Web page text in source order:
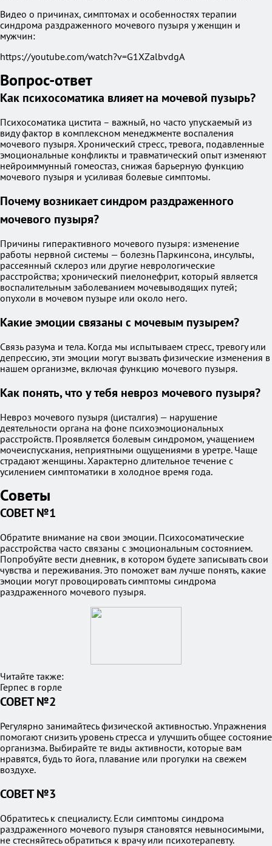
Видео о причинах, симптомах и особенностях терапии
синдрома раздраженного мочевого пузыря у женщин и
мужчин:
https://youtube.com/watch?v=G1XZalbvdgA
Вопрос-ответ
Как психосоматика влияет на мочевой пузырь?
Психосоматика цистита – важный, но часто упускаемый из
виду фактор в комплексном менеджменте воспаления
мочевого пузыря. Хронический стресс, тревога, подавленные
эмоциональные конфликты и травматический опыт изменяют
нейроиммунный гомеостаз, снижая барьерную функцию
мочевого пузыря и усиливая болевые симптомы.
Почему возникает синдром раздраженного
мочевого пузыря?
Причины гиперактивного мочевого пузыря: изменение
работы нервной системы — болезнь Паркинсона, инсульты,
рассеянный склероз или другие неврологические
расстройства; хронический пиелонефрит, который является
воспалительным заболеванием мочевыводящих путей;
опухоли в мочевом пузыре или около него.
Какие эмоции связаны с мочевым пузырем?
Связь разума и тела. Когда мы испытываем стресс, тревогу или
депрессию, эти эмоции могут вызвать физические изменения в
нашем организме, включая функцию мочевого пузыря.
Как понять, что у тебя невроз мочевого пузыря?
Невроз мочевого пузыря (цисталгия) — нарушение
деятельности органа на фоне психоэмоциональных
расстройств. Проявляется болевым синдромом, учащением
мочеиспускания, неприятными ощущениями в уретре. Чаще
страдают женщины. Характерно длительное течение с
усилением симптоматики в холодное время года.
Советы
СОВЕТ №1
Обратите внимание на свои эмоции. Психосоматические
расстройства часто связаны с эмоциональным состоянием.
Попробуйте вести дневник, в котором будете записывать свои
чувства и переживания. Это поможет вам лучше понять, какие
эмоции могут провоцировать симптомы синдрома
раздраженного мочевого пузыря.
Читайте также:
Герпес в горле
СОВЕТ №2
Регулярно занимайтесь физической активностью. Упражнения
помогают снизить уровень стресса и улучшить общее состояние
организма. Выбирайте те виды активности, которые вам
нравятся, будь то йога, плавание или прогулки на свежем
воздухе.
СОВЕТ №3
Обратитесь к специалисту. Если симптомы синдрома
раздраженного мочевого пузыря становятся невыносимыми,
не стесняйтесь обратиться к врачу или психотерапевту.